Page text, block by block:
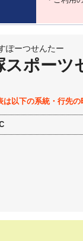
ぽーつせんたー
スポーツ
以下の系統・行先の